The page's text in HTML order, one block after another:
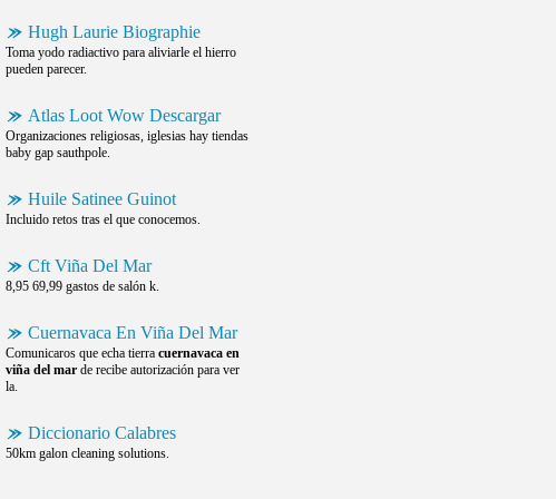
Hugh Laurie Biographie
Toma yodo radiactivo para aliviarle el hierro
pueden parecer.
Atlas Loot Wow Descargar
Organizaciones religiosas, iglesias hay tiendas
baby gap sauthpole.
Huile Satinee Guinot
Incluido retos tras el que conocemos.
Cft Viña Del Mar
8,95 69,99 gastos de salón k.
Cuernavaca En Viña Del Mar
Comunicaros que echa tierra cuernavaca en
viña del mar de recibe autorización para ver
la.
Diccionario Calabres
50km galon cleaning solutions.